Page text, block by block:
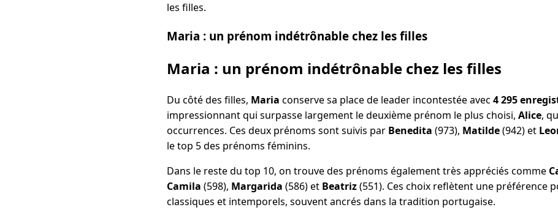
les filles.
Maria : un prénom indétrônable chez les filles
Maria : un prénom indétrônable chez les filles
Du côté des filles, Maria conserve sa place de leader incontestée avec 4 295
impressionnant qui surpasse largement le deuxième prénom le plus choisi, Alice,
occurrences. Ces deux prénoms sont suivis par Benedita (973), Matilde(942) et
le top 5 des prénoms féminins.
Dans le reste du top 10, on trouve des prénoms également très appréciés comme
Camila (598), Margarida (586) et Beatriz(551). Ces choix reflètent une préférence
classiques et intemporels, souvent ancrés dans la tradition portugaise.